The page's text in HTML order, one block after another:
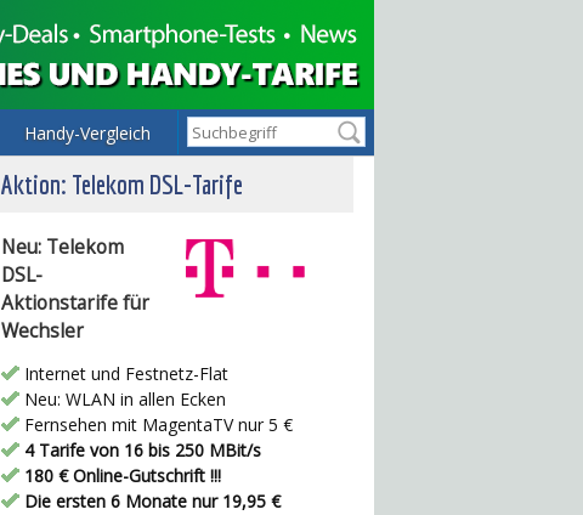
Handy-Vergleich
Aktion: Telekom DSL-Tarife
Neu: Telekom
DSL-
Aktionstarife für
Wechsler
Internet und Festnetz-Flat
Neu: WLAN in allen Ecken
Fernsehen mit MagentaTV nur 5 €
4 Tarife von 16 bis 250 MBit/s
180 € Online-Gutschrift !!!
Die ersten 6 Monate nur 19,95 €